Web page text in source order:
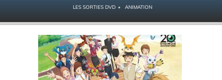
LES SORTIES DVD ANIMATION